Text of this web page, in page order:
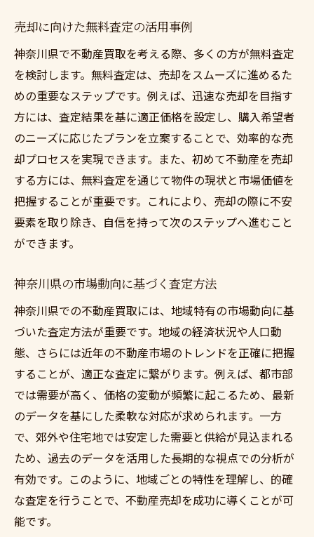
売却に向けた無料査定の活用事例
神奈川県で不動産買取を考える際、多くの方が無料査定
を検討します。無料査定は、売却をスムーズに進めるた
めの重要なステップです。例えば、迅速な売却を目指す
方には、査定結果を基に適正価格を設定し、購入希望者
のニーズに応じたプランを立案することで、効率的な売
却プロセスを実現できます。また、初めて不動産を売却
する方には、無料査定を通じて物件の現状と市場価値を
把握することが重要です。これにより、売却の際に不安
要素を取り除き、自信を持って次のステップへ進むこと
ができます。
神奈川県の市場動向に基づく査定方法
神奈川県での不動産買取には、地域特有の市場動向に基
づいた査定方法が重要です。地域の経済状況や人口動
態、さらには近年の不動産市場のトレンドを正確に把握
することが、適正な査定に繋がります。例えば、都市部
では需要が高く、価格の変動が頻繁に起こるため、最新
のデータを基にした柔軟な対応が求められます。一方
で、郊外や住宅地では安定した需要と供給が見込まれる
ため、過去のデータを活用した長期的な視点での分析が
有効です。このように、地域ごとの特性を理解し、的確
な査定を行うことで、不動産売却を成功に導くことが可
能です。